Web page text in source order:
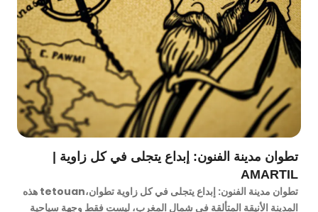
تطوان مدينة الفنون: إبداع يتجلى في كل زاوية |
AMARTIL
تطوان مدينة الفنون: إبداع يتجلى في كل زاوية تطوان،tetouan هذه
المدينة الأنيقة المتألقة في شمال المغرب، ليست فقط وجهة سياحية